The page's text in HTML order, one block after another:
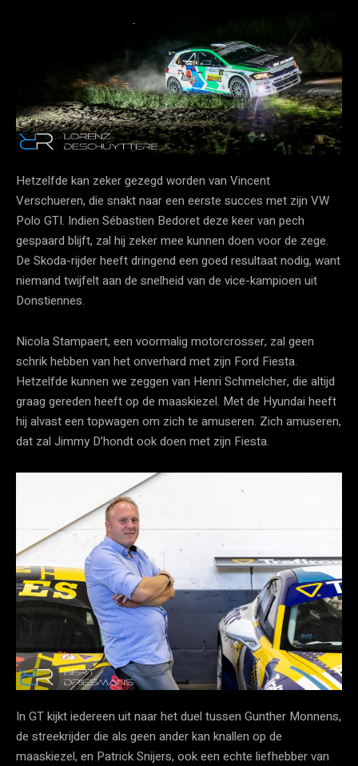
Hetzelfde kan zeker gezegd worden van Vincent
Verschueren, die snakt naar een eerste succes met zijn VW
Polo GTI. Indien Sébastien Bedoret deze keer van pech
gespaard blijft, zal hij zeker mee kunnen doen voor de zege.
De Skoda-rijder heeft dringend een goed resultaat nodig, want
niemand twijfelt aan de snelheid van de vice-kampioen uit
Donstiennes.
Nicola Stampaert, een voormalig motorcrosser, zal geen
schrik hebben van het onverhard met zijn Ford Fiesta.
Hetzelfde kunnen we zeggen van Henri Schmelcher, die altijd
graag gereden heeft op de maaskiezel. Met de Hyundai heeft
hij alvast een topwagen om zich te amuseren. Zich amuseren,
dat zal Jimmy D’hondt ook doen met zijn Fiesta.
In GT kijkt iedereen uit naar het duel tussen Gunther Monnens,
de streekrijder die als geen ander kan knallen op de
maaskiezel, en Patrick Snijers, ook een echte liefhebber van